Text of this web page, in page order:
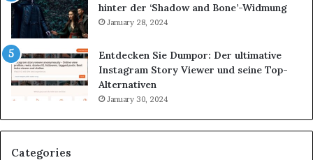
hinter der ‘Shadow and Bone’-Widmung
January 28, 2024
Entdecken Sie Dumpor: Der ultimative
Instagram Story Viewer und seine Top-
Alternativen
January 30, 2024
Categories